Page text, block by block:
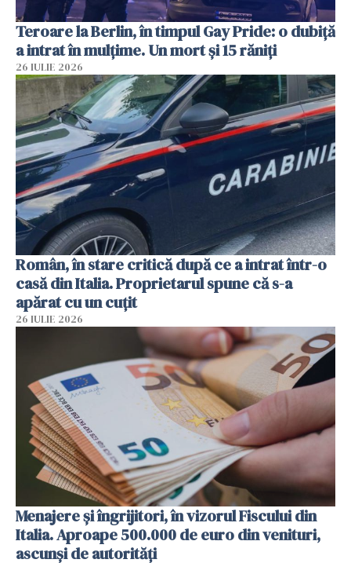
Teroare la Berlin, în timpul Gay Pride: o dubiță
a intrat în mulțime. Un mort și 15 răniți
26 IULIE 2026
Român, în stare critică după ce a intrat într-o
casă din Italia. Proprietarul spune că s-a
apărat cu un cuțit
26 IULIE 2026
Menajere și îngrijitori, în vizorul Fiscului din
Italia. Aproape 500.000 de euro din venituri,
ascunși de autorități